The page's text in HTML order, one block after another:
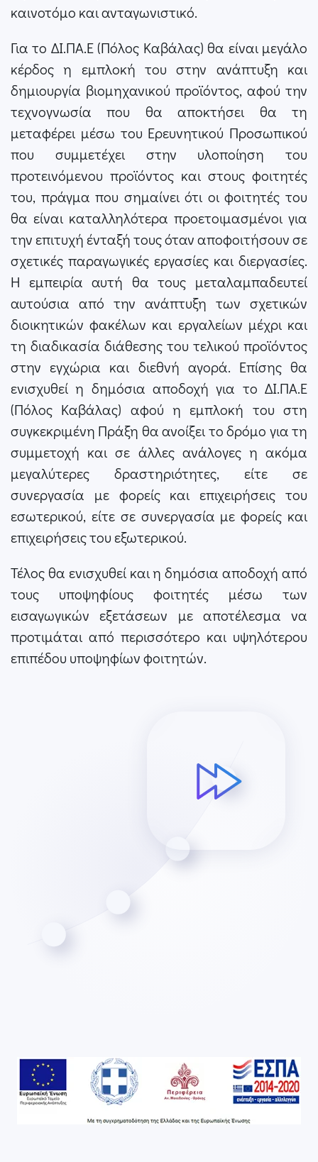
καινοτόμο και ανταγωνιστικό.
Για το ΔΙ.ΠΑ.Ε (Πόλος Καβάλας) θα είναι μεγάλο
κέρδος η εμπλοκή του στην ανάπτυξη και
δημιουργία βιομηχανικού προϊόντος, αφού την
τεχνογνωσία που θα αποκτήσει θα τη
μεταφέρει μέσω του Ερευνητικού Προσωπικού
που συμμετέχει στην υλοποίηση του
προτεινόμενου προϊόντος και στους φοιτητές
του, πράγμα που σημαίνει ότι οι φοιτητές του
θα είναι καταλληλότερα προετοιμασμένοι για
την επιτυχή ένταξή τους όταν αποφοιτήσουν σε
σχετικές παραγωγικές εργασίες και διεργασίες.
Η εμπειρία αυτή θα τους μεταλαμπαδευτεί
αυτούσια από την ανάπτυξη των σχετικών
διοικητικών φακέλων και εργαλείων μέχρι και
τη διαδικασία διάθεσης του τελικού προϊόντος
στην εγχώρια και διεθνή αγορά. Επίσης θα
ενισχυθεί η δημόσια αποδοχή για το ΔΙ.ΠΑ.Ε
(Πόλος Καβάλας) αφού η εμπλοκή του στη
συγκεκριμένη Πράξη θα ανοίξει το δρόμο για τη
συμμετοχή και σε άλλες ανάλογες η ακόμα
μεγαλύτερες δραστηριότητες, είτε σε
συνεργασία με φορείς και επιχειρήσεις του
εσωτερικού, είτε σε συνεργασία με φορείς και
επιχειρήσεις του εξωτερικού.
Τέλος θα ενισχυθεί και η δημόσια αποδοχή από
τους υποψηφίους φοιτητές μέσω των
εισαγωγικών εξετάσεων με αποτέλεσμα να
προτιμάται από περισσότερο και υψηλότερου
επιπέδου υποψηφίων φοιτητών.